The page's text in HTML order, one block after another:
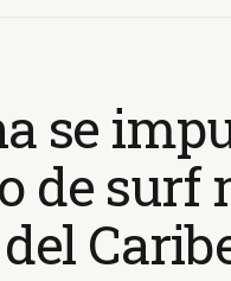
se
de surf